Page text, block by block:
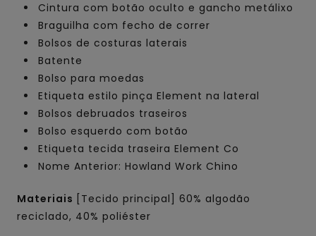
Cintura com botão oculto e gancho metálixo
Braguilha com fecho de correr
Bolsos de costuras laterais
Batente
Bolso para moedas
Etiqueta estilo pinça Element na lateral
Bolsos debruados traseiros
Bolso esquerdo com botão
Etiqueta tecida traseira Element Co
Nome Anterior: Howland Work Chino
Materiais
[Tecido principal] 60% algodão
reciclado, 40% poliéster